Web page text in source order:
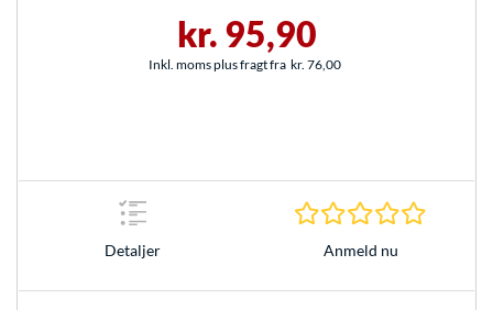
kr. 95,90
Inkl. moms plus fragt fra kr. 76,00
Detaljer Anmeld nu